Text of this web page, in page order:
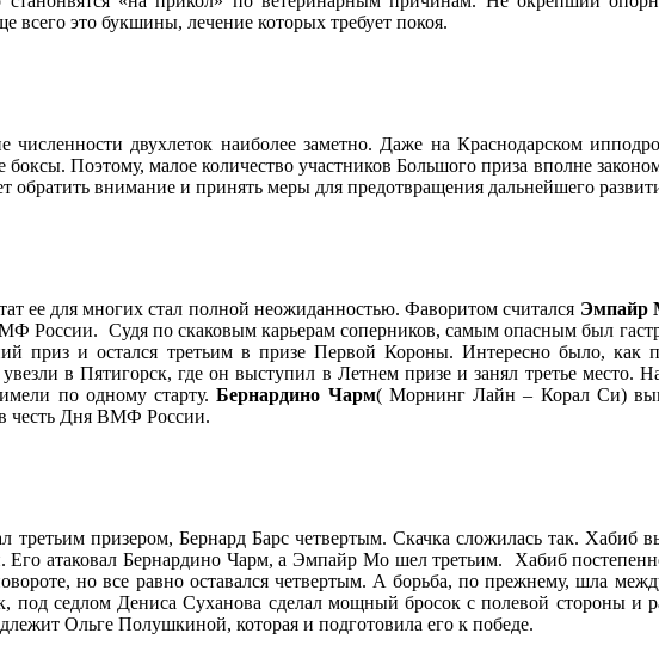
всего это букшины, лечение которых требует покоя.
двухлеток наиболее заметно. Даже на Краснодарском
Поэтому, малое количество участников Большого приза вполне
внимание и принять меры для предотвращения дальнейшего
ее для многих стал полной неожиданностью. Фаворитом считался Эмпайр
России. Судя по скаковым карьерам соперников, самым опасным был
и остался третьим в призе Первой Короны. Интересно было, как
в Пятигорск, где он выступил в Летнем призе и занял третье место.
по одному старту.Бернардино Чарм( Морнинг Лайн – Корал Си)
честь Дня ВМФ России.
призером, Бернард Барс четвертым. Скачка сложилась так. Хабиб
атаковал Бернардино Чарм, а Эмпайр Мо шел третьим. Хабиб
но все равно оставался четвертым. А борьба, по прежнему, шла
седлом Дениса Суханова сделал мощный бросок с полевой стороны и
Ольге Полушкиной, которая и подготовила его к победе.